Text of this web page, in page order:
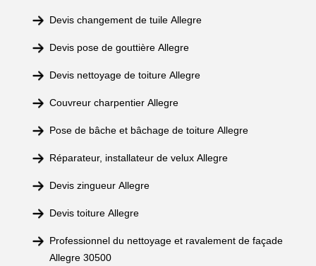
Devis changement de tuile Allegre
Devis pose de gouttière Allegre
Devis nettoyage de toiture Allegre
Couvreur charpentier Allegre
Pose de bâche et bâchage de toiture Allegre
Réparateur, installateur de velux Allegre
Devis zingueur Allegre
Devis toiture Allegre
Professionnel du nettoyage et ravalement de façade
Allegre 30500